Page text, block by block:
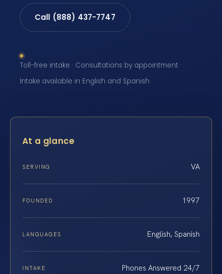
Call (888) 437-7747
Toll-free intake · Consultations by appointment ·
Intake available in English and Spanish
At a glance
SERVING VA
FOUNDED 1997
LANGUAGES English, Spanish
INTAKE Phones Answered 24/7